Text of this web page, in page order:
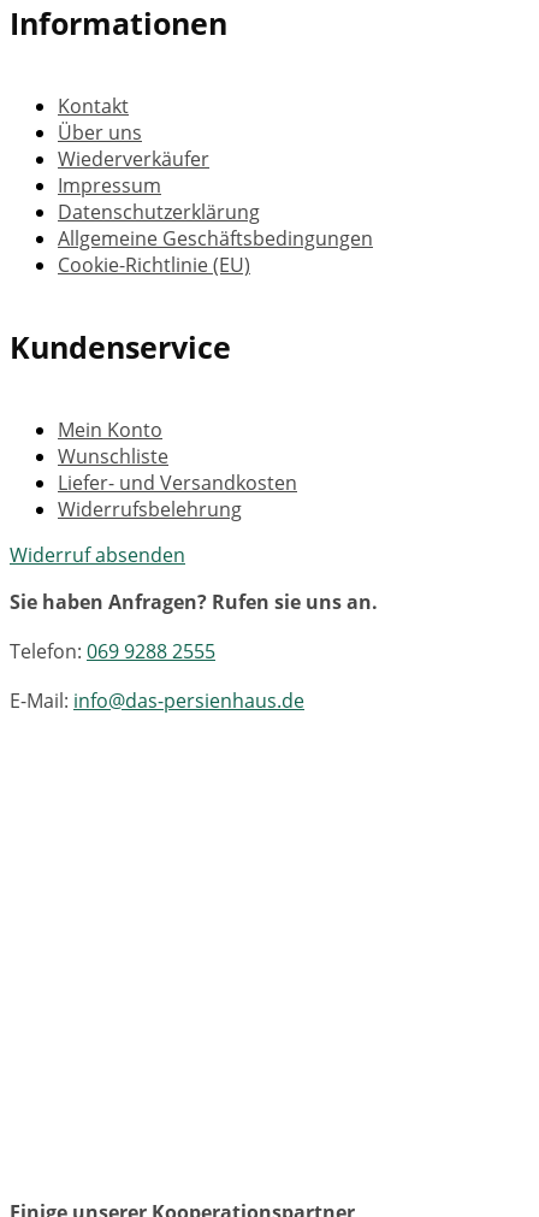
Informationen
Kontakt
Über uns
Wiederverkäufer
Impressum
Datenschutzerklärung
Allgemeine Geschäftsbedingungen
Cookie-Richtlinie (EU)
Kundenservice
Mein Konto
Wunschliste
Liefer- und Versandkosten
Widerrufsbelehrung
Widerruf absenden
Sie haben Anfragen? Rufen sie uns an.
Telefon: 069 9288 2555
E-Mail: info@das-persienhaus.de